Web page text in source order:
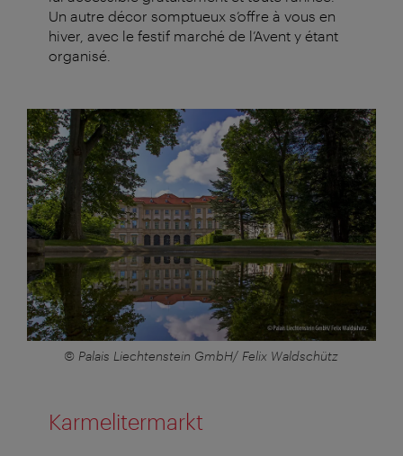
Un autre décor somptueux s’offre à vous en
hiver, avec le festif marché de l’Avent y étant
organisé.
© Palais Liechtenstein GmbH/ Felix Waldschütz
Karmelitermarkt